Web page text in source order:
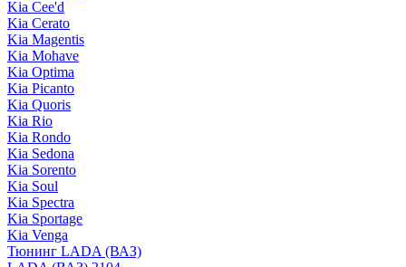
Kia Cee'd
Kia Cerato
Kia Magentis
Kia Mohave
Kia Optima
Kia Picanto
Kia Quoris
Kia Rio
Kia Rondo
Kia Sedona
Kia Sorento
Kia Soul
Kia Spectra
Kia Sportage
Kia Venga
Тюнинг LADA (ВАЗ)